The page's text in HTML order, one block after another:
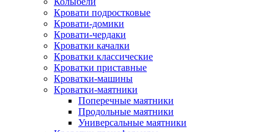
Кровати подростковые
Кровати-домики
Кровати-чердаки
Кроватки качалки
Кроватки классические
Кроватки приставные
Кроватки-машины
Кроватки-маятники
Поперечные маятники
Продольные маятники
Универсальные маятники